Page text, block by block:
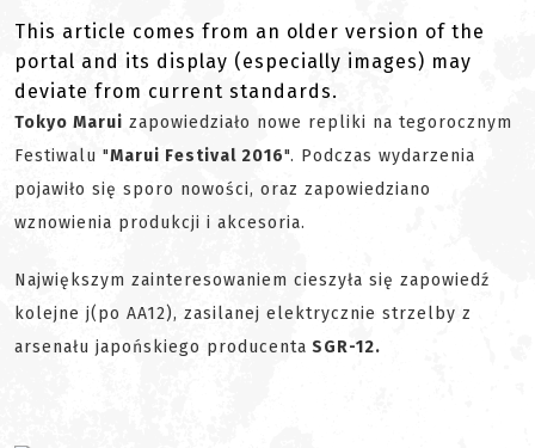
This article comes from an older version of the
portal and its display (especially images) may
deviate from current standards.
Tokyo Marui zapowiedziało nowe repliki na tegorocznym
Festiwalu "Marui Festival 2016". Podczas wydarzenia
pojawiło się sporo nowości, oraz zapowiedziano
wznowienia produkcji i akcesoria.
Największym zainteresowaniem cieszyła się zapowiedź
kolejne j(po AA12), zasilanej elektrycznie strzelby z
arsenału japońskiego producenta SGR-12.